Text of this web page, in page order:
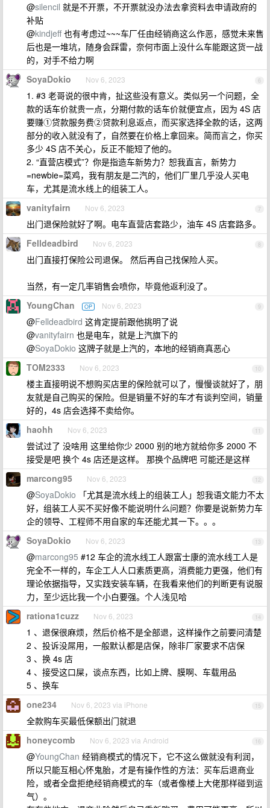
@silencil 就是不开票，不开票就没办法去拿资料去申请政府的
补贴
@kindjeff也有考虑过~~~车厂任由经销商这么作恶，感觉未来售
后也是一堆坑，随身会踩雷，奈何市面上没什么车能跟这货一战
的，对手不给力啊
6
SoyaDokio Nov 6, 2023
1. #3 老哥说的很中肯，扯这些没有意义。类似另一个问题，全
款的话车价就贵一点，分期付款的话车价就便宜点，因为 4S 店
要赚①贷款服务费②贷款利息返点，而买家选择全款的话，这两
部分的收入就没有了，自然要在价格上拿回来。简而言之，你买
多少 4S 店不关心，反正不能短了他的。
2. “直营店模式”？你是指造车新势力？恕我直言，新势力
=newbie=菜鸡，我有朋友是二汽的，他们厂里几乎没人买电
车，尤其是流水线上的组装工人。
7
vanityfairn Nov 6, 2023
出门退保险就好了啊。电车直营店套路少，油车 4S 店套路多。
8
Felldeadbird Nov 6, 2023
出门直接打保险公司退保。 然后再自己找保险人买。
当然，有一定几率销售会喷你，毕竟他返利没了。
9
YoungChan OP Nov 6, 2023
@Felldeadbird 这肯定提前跟他挑明了说
@vanityfairn 也是电车，就是上汽旗下的
@SoyaDokio 这牌子就是上汽的，本地的经销商真恶心
10
TOM2333 Nov 6, 2023
楼主直接明说不想购买店里的保险就可以了，慢慢谈就好了，朋
友就是自己购买的保险。但是销量不好的车才有谈判空间，销量
好的，4s 店会选择不卖给你。
11
haohh Nov 6, 2023
尝试过了 没啥用 这里给你少 2000 别的地方就给你多 2000 不
接受是吧 换个 4s 店还是这样。 那换个品牌吧 可能还是这样
12
marcong95 Nov 6, 2023
@SoyaDokio 「尤其是流水线上的组装工人」恕我语文能力不太
好，组装工人买不买好像不能说明什么问题？你要是说新势力车
企的领导、工程师不用自家的车还能尤其一下。。。
13
SoyaDokio Nov 6, 2023
@marcong95 #12 车企的流水线工人跟富士康的流水线工人是
完全不一样的，车企工人人口素质更高，消费能力更强，他们有
理论依据指导，又实践安装车辆，在我看来他们的判断更有说服
力，至少远比我一个小白要强。个人浅见哈
14
rationa1cuzz Nov 6, 2023
1 、退保很麻烦，然后价格不是全部退，这样操作之前要问清楚
2 、投诉没屌用，一般默认都是店保，除非厂家要求不店保
3 、换 4s 店
4 、接受这口屎，谈点东西，比如上牌、膜啊、车载用品
5 、换车
15
one234 Nov 6, 2023 via iPhone
全款购车买最低保额出门就退
16
honeycomb Nov 6, 2023 via Android
@YoungChan 经销商模式的情况下，它不这么做就没有利润，
所以只能互相心怀鬼胎，才是有操作性的方法：买车后退商业
险，或者全盘拒绝经销商模式的车（或者像楼上大佬那样碰到运
气）。